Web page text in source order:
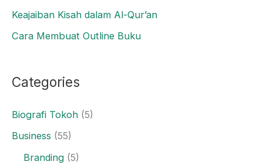
Keajaiban Kisah dalam Al-Qur’an
Cara Membuat Outline Buku
Categories
Biografi Tokoh (5)
Business (55)
Branding (5)